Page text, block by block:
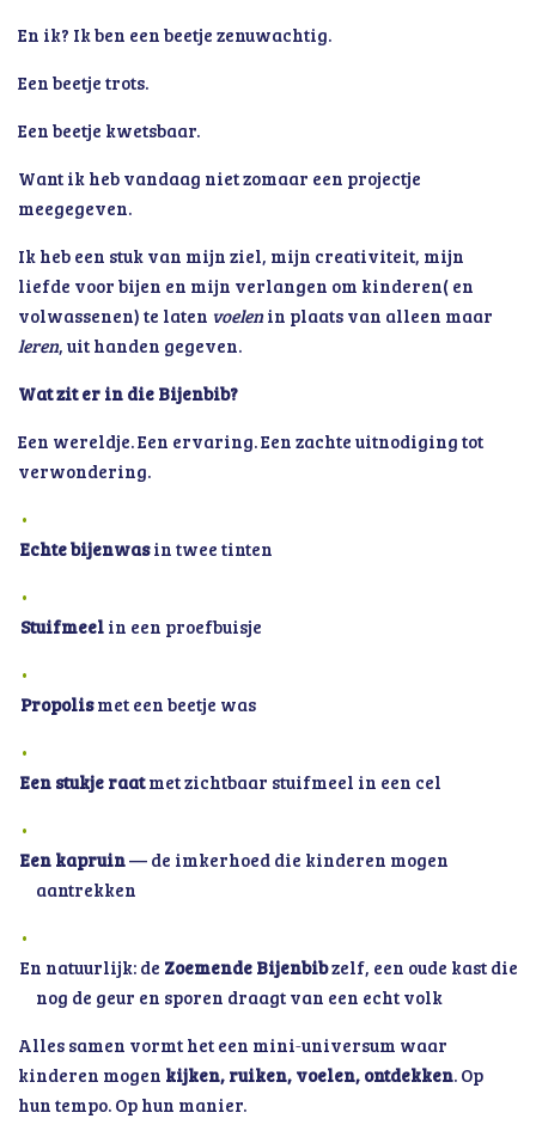
En ik? Ik ben een beetje zenuwachtig.
Een beetje trots.
Een beetje kwetsbaar.
Want ik heb vandaag niet zomaar een projectje
meegegeven.
Ik heb een stuk van mijn ziel, mijn creativiteit, mijn
liefde voor bijen en mijn verlangen om kinderen( en
volwassenen) te laten voelen in plaats van alleen maar
leren, uit handen gegeven.
Wat zit er in die Bijenbib?
Een wereldje. Een ervaring. Een zachte uitnodiging tot
verwondering.
Echte bijenwasin twee tinten
Stuifmeelin een proefbuisje
Propolismet een beetje was
Een stukje raatmet zichtbaar stuifmeel in een cel
Een kapruin— de imkerhoed die kinderen mogen
aantrekken
En natuurlijk: de Zoemende Bijenbibzelf, een oude kast die
nog de geur en sporen draagt van een echt volk
Alles samen vormt het een mini‑universum waar
kinderen mogen kijken, ruiken, voelen, ontdekken. Op
hun tempo. Op hun manier.